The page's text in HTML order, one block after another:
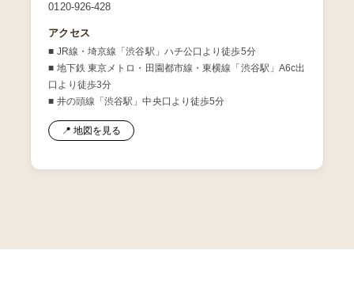
0120-926-428
アクセス
■ JR線・埼京線「渋谷駅」ハチ公口より徒歩5分
■ 地下鉄 東京メトロ・田園都市線・東横線「渋谷駅」A6c出
口より徒歩3分
■ 井の頭線「渋谷駅」中央口より徒歩5分
📍 地図を見る